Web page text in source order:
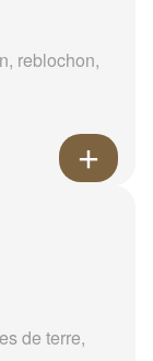
reblochon,
de terre,